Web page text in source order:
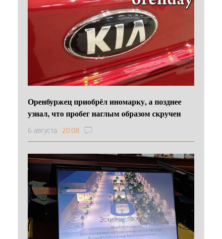
Оренбуржец приобрёл иномарку, а позднее
узнал, что пробег наглым образом скручен
6 августа 20:08